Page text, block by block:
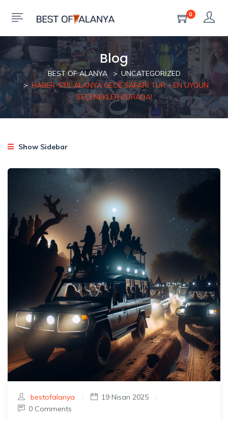
0
Blog
BEST OF ALANYA
UNCATEGORIZED
HABER-535: ALANYA GECE SAFARI TUR – EN UYGUN
SEÇENEKLER BURADA!
Show Sidebar
bestofalanya 19 Nisan 2025
0 Comments